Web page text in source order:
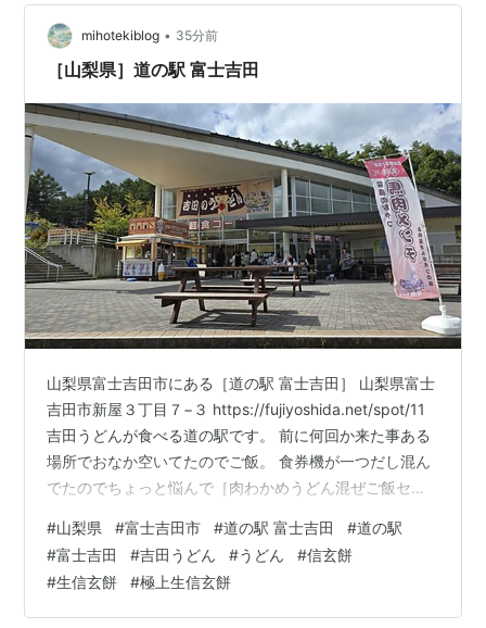
mihotekiblog • 35分前
［山梨県］道の駅 富士吉田
山梨県富士吉田市にある［道の駅 富士吉田］ 山梨県富士
吉田市新屋３丁目７−３ https://fujiyoshida.net/spot/11
吉田うどんが食べる道の駅です。 前に何回か来た事ある
場所でおなか空いてたのでご飯。 食券機が一つだし混ん
でたのでちょっと悩んで［肉わかめうどん混ぜご飯セッ
は薄めの味。 おなかいっぱいでお土産を探しに行って、
極上生信玄餅を発見して自分のデザートに購入。 袋に入
っててちょっと贅沢な信玄餅。 皿がないので直で口に生
信玄餅入れてあんみつ入れてきなこ入れて口の中で生信
#山梨県 #富士吉田市 #道の駅 富士吉田 #道の駅
#富士吉田 #吉田うどん #うどん #信玄餅
#生信玄餅 #極上生信玄餅